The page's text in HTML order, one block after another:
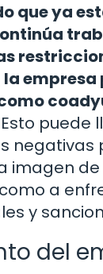
que ya
empresa
Esto puede
negativas
imagen de
a
y
del